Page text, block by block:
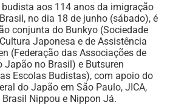
budista aos 114 anos da imigração
no dia 18 de junho (sábado), é
conjunta do Bunkyo (Sociedade
Japonesa e de Assistência
(Federação das Associações de
Japão no Brasil) e Butsuren
Escolas Budistas), com apoio do
do Japão em São Paulo, JICA,
Brasil Nippou e Nippon Já.